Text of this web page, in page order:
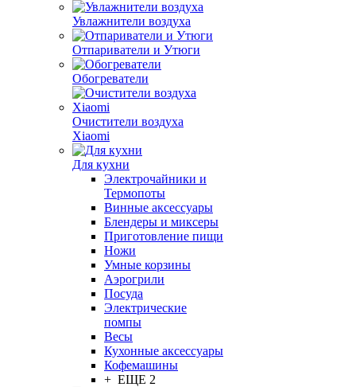
Увлажнители воздуха
Отпариватели и Утюги
Обогреватели
Очистители воздуха
Xiaomi
Для кухни
Электрочайники и
Термопоты
Винные аксессуары
Блендеры и миксеры
Приготовление пищи
Ножи
Умные корзины
Аэрогрили
Посуда
Электрические
помпы
Весы
Кухонные аксессуары
Кофемашины
+ ЕЩЕ 2